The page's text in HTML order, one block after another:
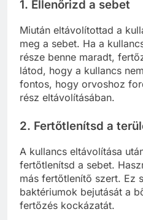
1. Ellenőrizd a sebet
Miután eltávolítottad a
meg a sebet. Ha a
része benne maradt,
látod, hogy a kullancs
fontos, hogy orvoshoz
rész eltávolításában.
2. Fertőtlenítsd a
A kullancs eltávolítása
fertőtlenítsd a sebet.
más fertőtlenítő szert. Ez
baktériumok bejutását a
fertőzés kockázatát.